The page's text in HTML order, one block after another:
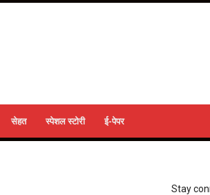
सेहत स्पेशल स्टोरी ई-पेपर
Stay